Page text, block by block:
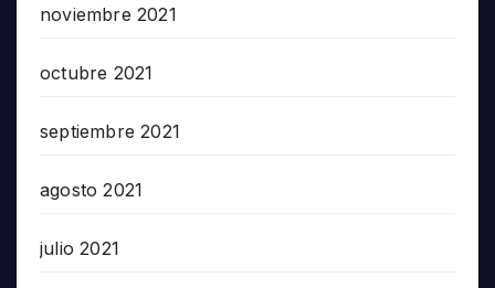
noviembre 2021
octubre 2021
septiembre 2021
agosto 2021
julio 2021